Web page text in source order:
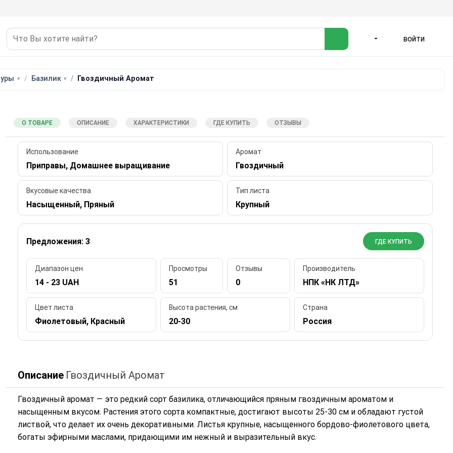
ВОЙТИ
Базилик Гвоздичный Аромат
О ТОВАРЕ ОПИСАНИЕ ХАРАКТЕРИСТИКИ ГДЕ КУПИТЬ ОТЗЫВЫ
Использование
Приправы, Домашнее выращивание
Аромат
Гвоздичный
Вкусовые качества
Насыщенный, Пряный
Тип листа
Крупный
Предложения: 3 ГДЕ КУПИТЬ
Диапазон цен
14 - 23 UAH
Просмотры
51
Отзывы
0
Производитель
НПК «НК ЛТД»
Цвет листа
Фиолетовый, Красный
Высота растения, см
20-30
Страна
Россия
Описание Гвоздичный Аромат
Гвоздичный аромат — это редкий сорт базилика, отличающийся пряным гвоздичным ароматом и
насыщенным вкусом. Растения этого сорта компактные, достигают высоты 25-30 см и обладают густой
листвой, что делает их очень декоративными. Листья крупные, насыщенного бордово-фиолетового цвета,
богаты эфирными маслами, придающими им нежный и выразительный вкус.